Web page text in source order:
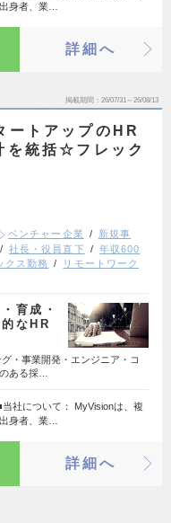
身者、業…
詳細へ
掲載期間 26/07/31～26/08/13
ートアップのHR
を統括☆フレック
ベンチャー企業
新規事
社長・役員直下
年収600
クス勤務
リモートワーク
育成・
なHR
・事業開発・エンジニア・コ
ある採…
社について： MyVisionは、複
身者、業…
詳細へ